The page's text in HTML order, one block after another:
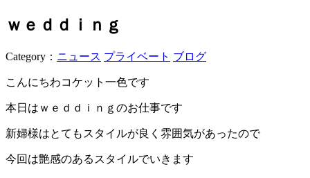
ｗｅｄｄｉｎｇ
Category： ニュース プライベート ブログ
こんにちわコケット一色です
本日はｗｅｄｄｉｎｇのお仕事です
新婦様はとてもスタイルが良く雰囲気があったので
今回は艶感のあるスタイルでいきます